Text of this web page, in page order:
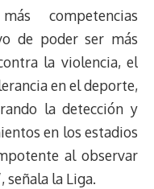
competencias
de poder ser más
la violencia, el
en el deporte,
la detección y
en los estadios
al observar
señala la Liga.